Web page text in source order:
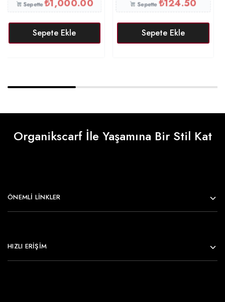
Sepette₺1,000.00
Sepete Ekle
Sepette₺124.50
Sepete Ekle
Organikscarf İle Yaşamına Bir Stil Kat
ÖNEMLI LINKLER
HIZLI ERİŞİM